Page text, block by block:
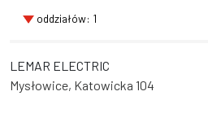
oddziałów: 1
LEMAR ELECTRIC
Mysłowice, Katowicka 104